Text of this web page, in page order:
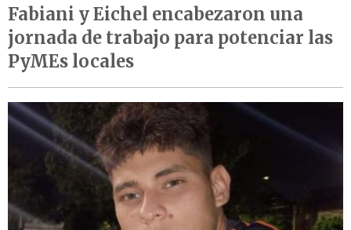
Fabiani y Eichel encabezaron una
jornada de trabajo para potenciar las
PyMEs locales